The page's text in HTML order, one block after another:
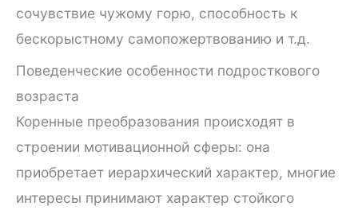
сочувствие чужому горю, способность к
бескорыстному самопожертвованию и т.д.
Поведенческие особенности подросткового
возраста
Коренные преобразования происходят в
строении мотивационной сферы: она
приобретает иерархический характер, многие
интересы принимают характер стойкого